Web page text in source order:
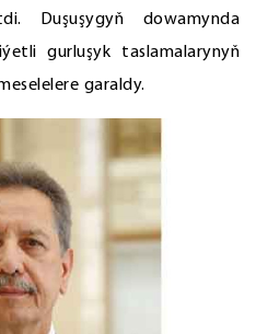
Duşuşygyň dowamynda
gurluşyk taslamalarynyň
garaldy.